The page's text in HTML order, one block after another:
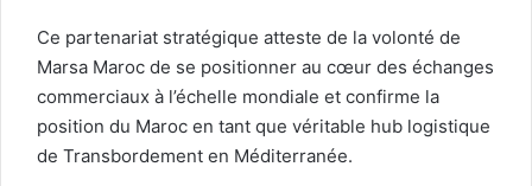
Ce partenariat stratégique atteste de la volonté de
Marsa Maroc de se positionner au cœur des échanges
commerciaux à l’échelle mondiale et confirme la
position du Maroc en tant que véritable hub logistique
de Transbordement en Méditerranée.